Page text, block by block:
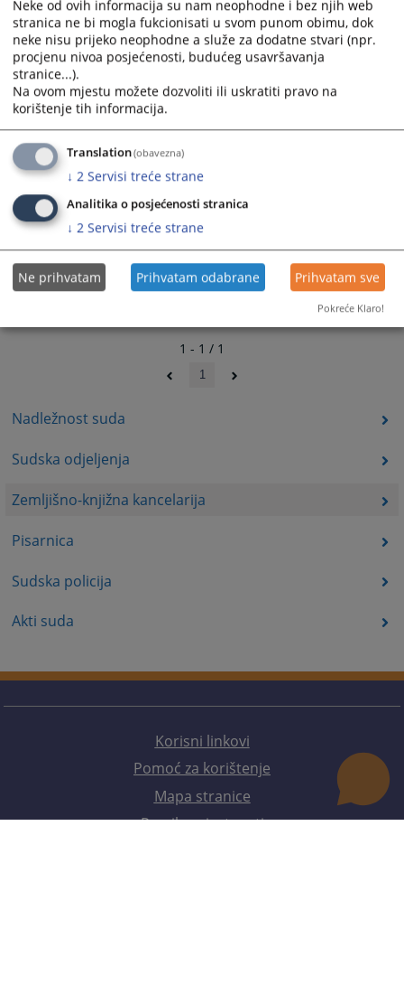
Nadležnost suda
Sudska odjeljenja
Zemljišno-knjižna kancelarija
Pisarnica
Sudska policija
Akti suda
Zemljišnoknjižni izvadak
1 - 1 / 1
1
Korisni linkovi
Pomoć za korištenje
Mapa stranice
Pravila privatnosti
Neke od ovih informacija su nam neophodne i bez njih web
stranica ne bi mogla fukcionisati u svom punom obimu, dok
neke nisu prijeko neophodne a služe za dodatne stvari (npr.
procjenu nivoa posjećenosti, budućeg usavršavanja
stranice...).
Na ovom mjestu možete dozvoliti ili uskratiti pravo na
korištenje tih informacija.
Translation(obavezna)
↓ 2 Servisi treće strane
Analitika o posjećenosti stranica
↓ 2 Servisi treće strane
Ne prihvatam Prihvatam odabrane Prihvatam sve
Pokreće Klaro!